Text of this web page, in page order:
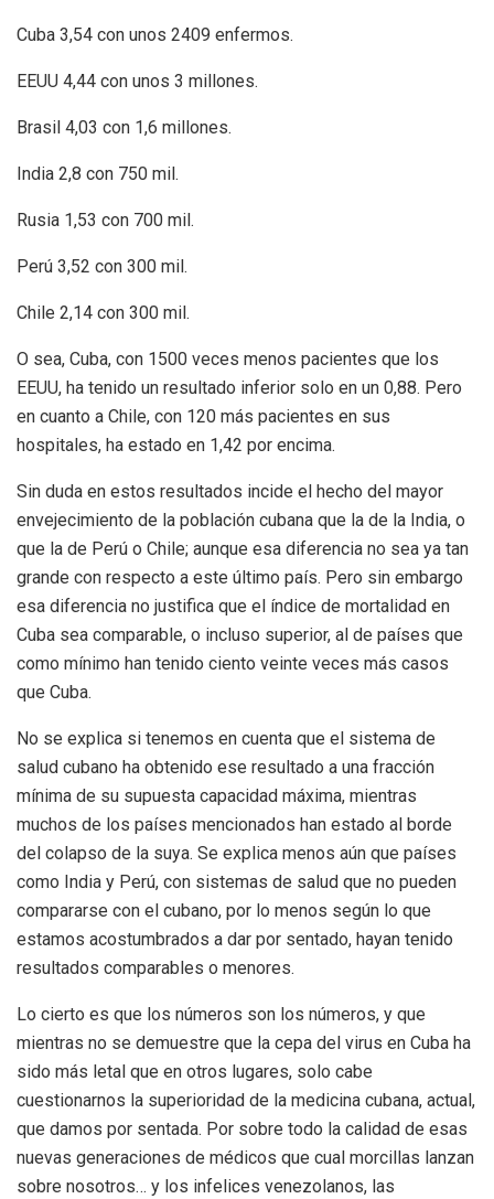
Cuba 3,54 con unos 2409 enfermos.
EEUU 4,44 con unos 3 millones.
Brasil 4,03 con 1,6 millones.
India 2,8 con 750 mil.
Rusia 1,53 con 700 mil.
Perú 3,52 con 300 mil.
Chile 2,14 con 300 mil.
O sea, Cuba, con 1500 veces menos pacientes que los
EEUU, ha tenido un resultado inferior solo en un 0,88. Pero
en cuanto a Chile, con 120 más pacientes en sus
hospitales, ha estado en 1,42 por encima.
Sin duda en estos resultados incide el hecho del mayor
envejecimiento de la población cubana que la de la India, o
que la de Perú o Chile; aunque esa diferencia no sea ya tan
grande con respecto a este último país. Pero sin embargo
esa diferencia no justifica que el índice de mortalidad en
Cuba sea comparable, o incluso superior, al de países que
como mínimo han tenido ciento veinte veces más casos
que Cuba.
No se explica si tenemos en cuenta que el sistema de
salud cubano ha obtenido ese resultado a una fracción
mínima de su supuesta capacidad máxima, mientras
muchos de los países mencionados han estado al borde
del colapso de la suya. Se explica menos aún que países
como India y Perú, con sistemas de salud que no pueden
compararse con el cubano, por lo menos según lo que
estamos acostumbrados a dar por sentado, hayan tenido
resultados comparables o menores.
Lo cierto es que los números son los números, y que
mientras no se demuestre que la cepa del virus en Cuba ha
sido más letal que en otros lugares, solo cabe
cuestionarnos la superioridad de la medicina cubana, actual,
que damos por sentada. Por sobre todo la calidad de esas
nuevas generaciones de médicos que cual morcillas lanzan
sobre nosotros… y los infelices venezolanos, las